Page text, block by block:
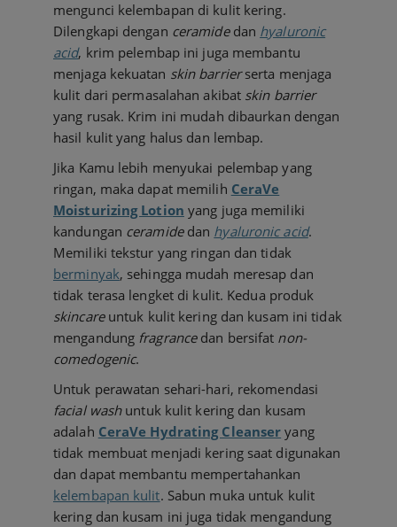
mengunci kelembapan di kulit kering.
Dilengkapi dengan ceramidedan hyaluronic
acid, krim pelembap ini juga membantu
menjaga kekuatan skin barrierserta menjaga
kulit dari permasalahan akibat skin barrier
yang rusak. Krim ini mudah dibaurkan dengan
hasil kulit yang halus dan lembap.
Jika Kamu lebih menyukai pelembap yang
ringan, maka dapat memilih CeraVe
Moisturizing Lotion yang juga memiliki
kandungan ceramidedan hyaluronic acid.
Memiliki tekstur yang ringan dan tidak
berminyak, sehingga mudah meresap dan
tidak terasa lengket di kulit. Kedua produk
skincareuntuk kulit kering dan kusam ini tidak
mengandung fragrancedan bersifat non-
comedogenic.
Untuk perawatan sehari-hari, rekomendasi
facial washuntuk kulit kering dan kusam
adalah CeraVe Hydrating Cleanser yang
tidak membuat menjadi kering saat digunakan
dan dapat membantu mempertahankan
kelembapan kulit. Sabun muka untuk kulit
kering dan kusam ini juga tidak mengandung